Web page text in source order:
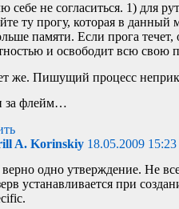
себе не согласиться. 1) для
ту прогу, которая в данный
памяти. Если прога
и освободит всю свою
же. Пишущий процесс
за флейм…
A. Korinskiy 18.05.2009 15:23
одно утверждение. Не
устанавливается при